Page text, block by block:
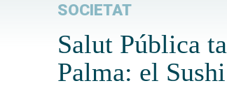
SOCIETAT
Salut Pública
Palma: el